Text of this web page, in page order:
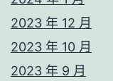
2023 年 12 月
2023 年 10 月
2023 年 9 月